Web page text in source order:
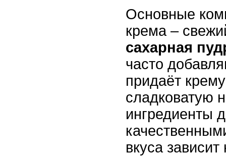
Основные
крема –
сахарная
часто
придаёт
сладковатую
ингредиенты
вкуса зависит